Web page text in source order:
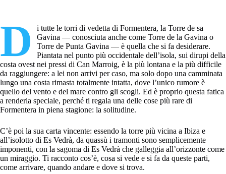
D
i tutte le torri di vedetta di Formentera, la Torre de sa
Gavina — conosciuta anche come Torre de la Gavina o
Torre de Punta Gavina — è quella che si fa desiderare.
Piantata nel punto più occidentale dell’isola, sui dirupi della
costa ovest nei pressi di Can Marroig, è la più lontana e la più difficile
da raggiungere: a lei non arrivi per caso, ma solo dopo una camminata
lungo una costa rimasta totalmente intatta, dove l’unico rumore è
quello del vento e del mare contro gli scogli. Ed è proprio questa fatica
a renderla speciale, perché ti regala una delle cose più rare di
Formentera in piena stagione: la solitudine.
C’è poi la sua carta vincente: essendo la torre più vicina a Ibiza e
all’isolotto di Es Vedrà, da quassù i tramonti sono semplicemente
imponenti, con la sagoma di Es Vedrà che galleggia all’orizzonte come
un miraggio. Ti racconto cos’è, cosa si vede e si fa da queste parti,
come arrivare, quando andare e dove si trova.